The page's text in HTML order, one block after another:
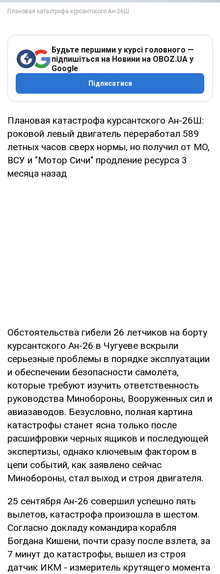
Будьте першими у курсі головного —
підпишіться на Новини на OBOZ.UA у
Google
Підписатися
Плановая катастрофа курсантского Ан-26Ш:
роковой левый двигатель переработал 589
летных часов сверх нормы, но получил от МО,
ВСУ и "Мотор Сичи" продление ресурса 3
месяца назад
Обстоятельства гибели 26 летчиков на борту
курсантского Ан-26 в Чугуеве вскрыли
серьезные проблемы в порядке эксплуатации
и обеспечении безопасности самолета,
которые требуют изучить ответственность
руководства Минобороны, Вооруженных сил и
авиазаводов. Безусловно, полная картина
катастрофы станет ясна только после
расшифровки черных ящиков и последующей
экспертизы, однако ключевым фактором в
цепи событий, как заявлено сейчас
Минобороны, стал выход и строя двигателя.
25 сентября Ан-26 совершил успешно пять
вылетов, катастрофа произошла в шестом.
Согласно докладу командира корабля
Богдана Кишени, почти сразу после взлета, за
7 минут до катастрофы, вышел из строя
датчик ИКМ - измеритель крутящего момента